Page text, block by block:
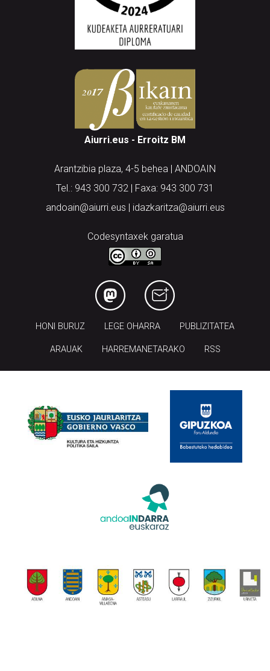
Aiurri.eus - Erroitz BM
Arantzibia plaza, 4-5 behea | ANDOAIN
Tel.: 943 300 732 | Faxa: 943 300 731
andoain@aiurri.eus | idazkaritza@aiurri.eus
Codesyntaxek garatua
HONI BURUZ LEGE OHARRA PUBLIZITATEA
ARAUAK HARREMANETARAKO RSS